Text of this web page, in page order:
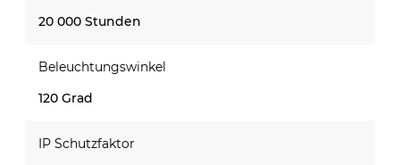
20 000 Stunden
Beleuchtungswinkel
120 Grad
IP Schutzfaktor